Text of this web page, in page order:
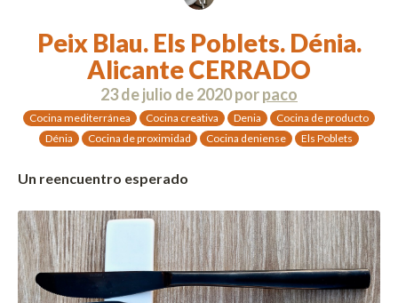
Peix Blau. Els Poblets. Dénia.
Alicante CERRADO
23 de julio de 2020porpaco
Cocina mediterránea Cocina creativa Denia
Cocina de producto
Dénia
Cocina de proximidad Cocina deniense Els Poblets
Un reencuentro esperado